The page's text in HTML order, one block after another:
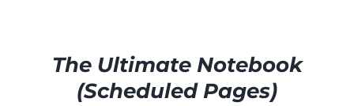
The Ultimate Notebook
(Scheduled Pages)